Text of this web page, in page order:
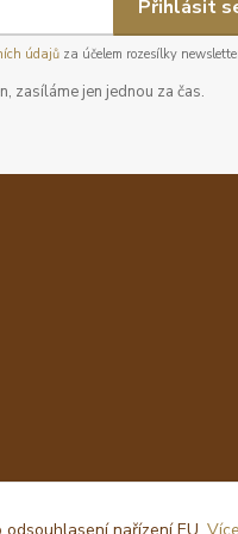
Přihlásit
údajůza účelem rozesílky
zasíláme jen jednou za čas.